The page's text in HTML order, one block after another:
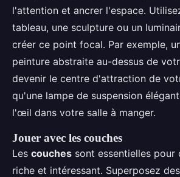
l'attention et ancrer l'espace.
tableau, une sculpture ou un
créer ce point focal. Par exemple,
peinture abstraite au-dessus de
devenir le centre d'attraction de
qu'une lampe de suspension
l'œil dans votre salle à manger.
Jouer avec les couches
Les couches sont essentielles pour
riche et intéressant. Superposez